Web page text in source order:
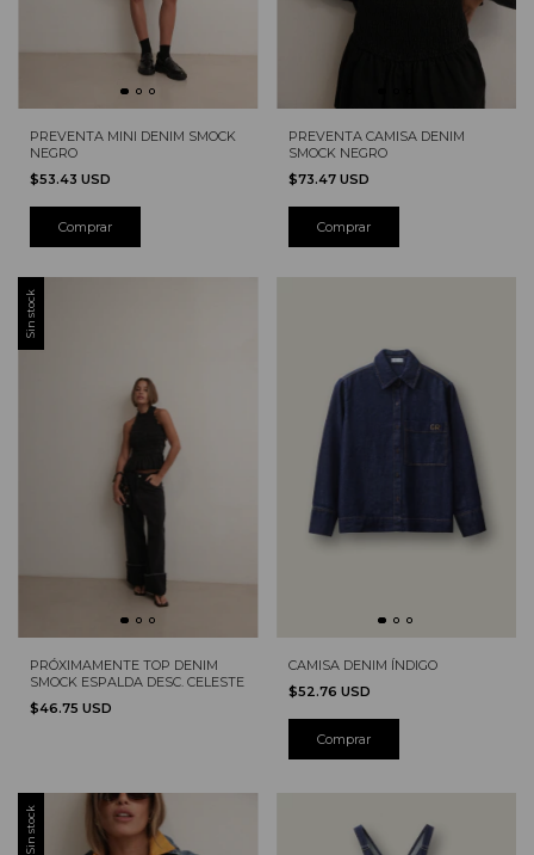
PREVENTA MINI DENIM SMOCK
NEGRO
$53.43 USD
Comprar
PREVENTA CAMISA DENIM
SMOCK NEGRO
$73.47 USD
Comprar
Sin stock
PRÓXIMAMENTE TOP DENIM
SMOCK ESPALDA DESC. CELESTE
$46.75 USD
CAMISA DENIM ÍNDIGO
$52.76 USD
Sin stock